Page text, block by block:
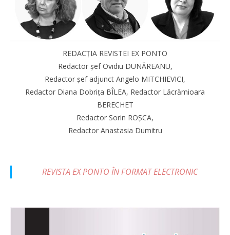
REDACȚIA REVISTEI EX PONTO
Redactor șef Ovidiu DUNĂREANU,
Redactor șef adjunct Angelo MITCHIEVICI,
Redactor Diana Dobrița BÎLEA, Redactor Lăcrămioara
BERECHET
Redactor Sorin ROȘCA,
Redactor Anastasia Dumitru
REVISTA EX PONTO ÎN FORMAT ELECTRONIC